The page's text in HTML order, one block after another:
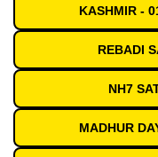
KASHMIR -
REBADI
NH7
MADHUR